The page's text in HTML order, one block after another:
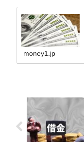
money1.jp